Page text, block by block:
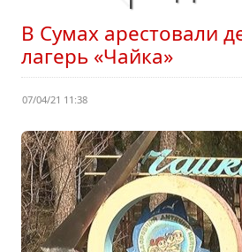
В Сумах арестовали
лагерь «Чайка»
07/04/21 11:38